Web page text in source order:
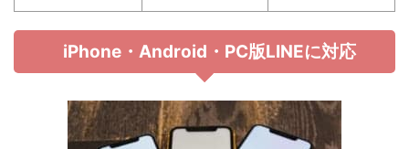
iPhone・Android・PC版LINEに対応